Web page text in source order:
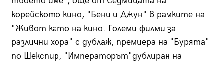
корейското кино, "Бени и Джун" в рамките на
"Живот като на кино. Големи филми за
различни хора" с дублаж, премиера на "Бурята"
по Шекспир, "Императорът"дублиран на